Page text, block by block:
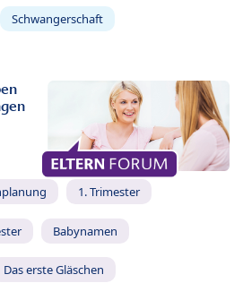
Schwangerschaft
1. Trimester
Babynamen
Das erste Gläschen